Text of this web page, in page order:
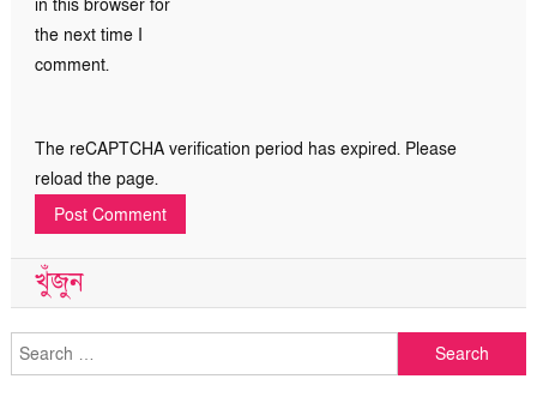
in this browser for
the next time I
comment.
The reCAPTCHA verification period has expired. Please
reload the page.
খুঁজুন
Search
for: